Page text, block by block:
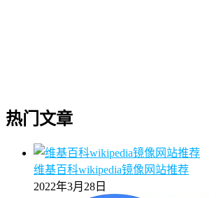
热门文章
维基百科wikipedia镜像网站推荐
2022年3月28日